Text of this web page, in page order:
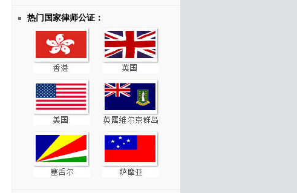
热门国家律师公证：